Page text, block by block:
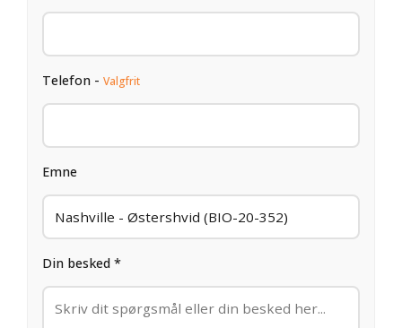
Telefon - Valgfrit
Emne
Din besked *